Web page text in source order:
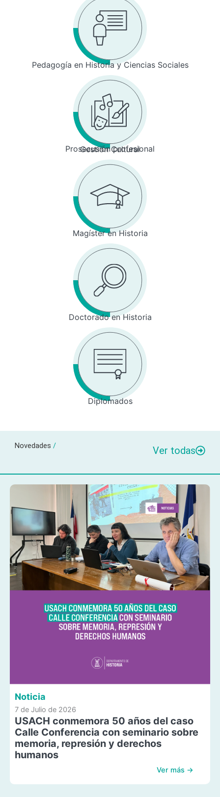
Pedagogía en Historia y Ciencias Sociales
Prosecusión profesional
Gestión Cultural
Magíster en Historia
Doctorado en Historia
Diplomados
Novedades / Ver todas
Noticia
7 de Julio de 2026
USACH conmemora 50 años del caso
Calle Conferencia con seminario sobre
memoria, represión y derechos
humanos
Ver más →